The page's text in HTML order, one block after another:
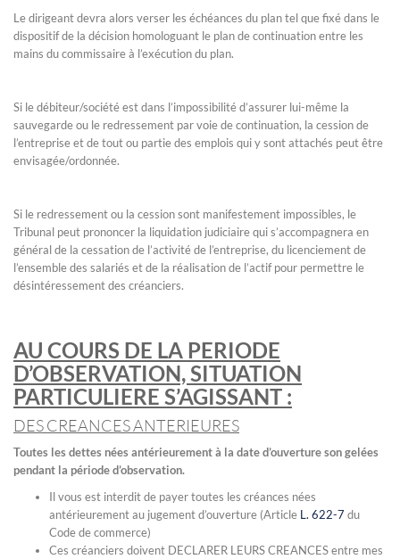
Le dirigeant devra alors verser les échéances du plan tel que fixé dans le
dispositif de la décision homologuant le plan de continuation entre les
mains du commissaire à l’exécution du plan.
Si le débiteur/société est dans l’impossibilité d’assurer lui-même la
sauvegarde ou le redressement par voie de continuation, la cession de
l’entreprise et de tout ou partie des emplois qui y sont attachés peut être
envisagée/ordonnée.
Si le redressement ou la cession sont manifestement impossibles, le
Tribunal peut prononcer la liquidation judiciaire qui s’accompagnera en
général de la cessation de l’activité de l’entreprise, du licenciement de
l’ensemble des salariés et de la réalisation de l’actif pour permettre le
désintéressement des créanciers.
AU COURS DE LA PERIODE
D’OBSERVATION, SITUATION
PARTICULIERE S’AGISSANT :
DES CREANCES ANTERIEURES
Toutes les dettes nées antérieurement à la date d’ouverture son gelées
pendant la période d’observation.
Il vous est interdit de payer toutes les créances nées
antérieurement au jugement d’ouverture (Article L. 622-7 du
Code de commerce)
Ces créanciers doivent DECLARER LEURS CREANCES entre mes